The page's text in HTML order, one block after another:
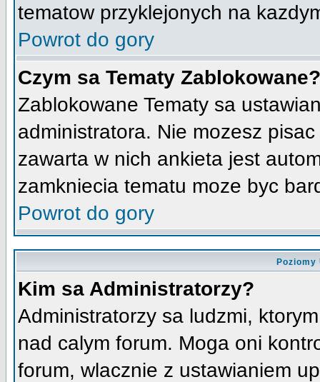
tematow przyklejonych na
Powrot do gory
Czym sa Tematy Zablokowane?
Zablokowane Tematy sa
administratora. Nie mozesz
zawarta w nich ankieta jest
zamkniecia tematu moze byc
Powrot do gory
Kim sa Administratorzy?
Administratorzy sa ludzmi,
nad calym forum. Moga oni
forum, wlacznie z ustawianiem